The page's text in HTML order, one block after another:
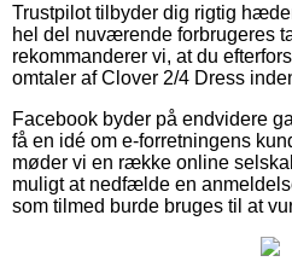
Trustpilot tilbyder dig rigtig
hel del nuværende forbrugeres
rekommanderer vi, at du
omtaler af Clover 2/4 Dress
Facebook byder på endvidere
få en idé om e-forretningens
møder vi en række online
muligt at nedfælde en
som tilmed burde bruges til at